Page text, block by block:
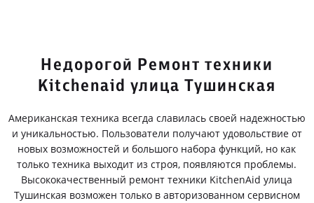
Недорогой Ремонт техники
Kitchenaid улица Тушинская
Американская техника всегда славилась своей надежностью
и уникальностью. Пользователи получают удовольствие от
новых возможностей и большого набора функций, но как
только техника выходит из строя, появляются проблемы.
Высококачественный ремонт техники KitchenAid улица
Тушинская возможен только в авторизованном сервисном